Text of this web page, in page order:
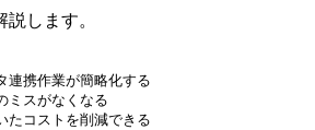
します。
連携作業が簡略化する
ミスがなくなる
たコストを削減できる